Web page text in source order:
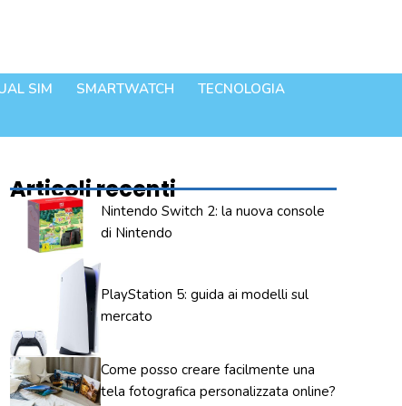
SIM SMARTWATCH
TECNOLOGIA
Articoli recenti
Nintendo Switch 2: la nuova console
di Nintendo
PlayStation 5: guida ai modelli sul
mercato
Come posso creare facilmente una
tela fotografica personalizzata online?